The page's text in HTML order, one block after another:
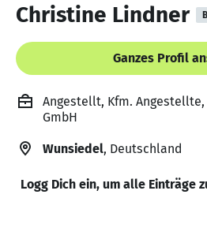
Christine Lindner
Ganzes Profil
Angestellt, Kfm.
GmbH
Wunsiedel, Deutschland
Logg Dich ein, um alle Einträge